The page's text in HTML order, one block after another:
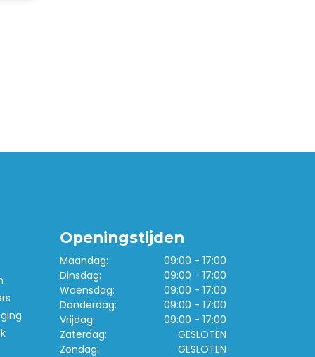
Openingstijden
Maandag:
09:00 - 17:00
Dinsdag:
09:00 - 17:00
Woensdag:
09:00 - 17:00
Donderdag:
09:00 - 17:00
Vrijdag:
09:00 - 17:00
Zaterdag:
GESLOTEN
Zondag:
GESLOTEN